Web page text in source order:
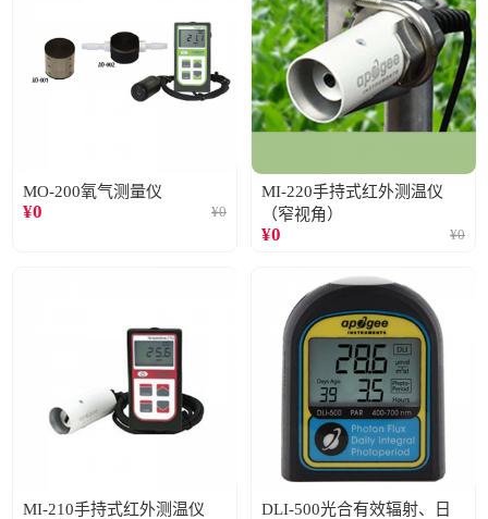
MO-200氧气测量仪
¥0 ¥0
MI-220手持式红外测温仪
（窄视角）
¥0 ¥0
MI-210手持式红外测温仪
DLI-500光合有效辐射、日